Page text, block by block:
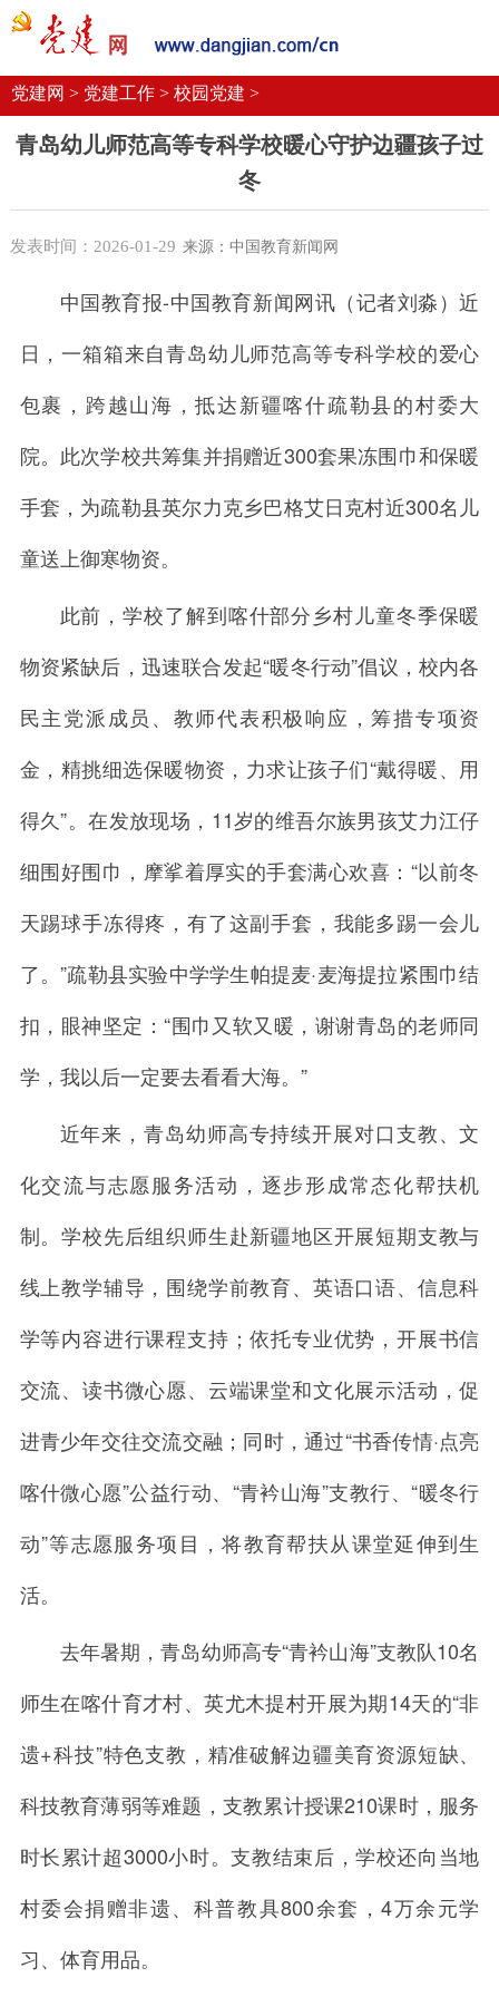
党建要闻
机关党建
校园党建 企业党建
党建网 > 党建工作 > 校园党建 >
青岛幼儿师范高等专科学校暖心守护边疆孩子过
冬
发表时间：2026-01-29 来源：中国教育新闻网
中国教育报-中国教育新闻网讯（记者刘淼）近
日，一箱箱来自青岛幼儿师范高等专科学校的爱心
包裹，跨越山海，抵达新疆喀什疏勒县的村委大
院。此次学校共筹集并捐赠近300套果冻围巾和保暖
手套，为疏勒县英尔力克乡巴格艾日克村近300名儿
童送上御寒物资。
此前，学校了解到喀什部分乡村儿童冬季保暖
物资紧缺后，迅速联合发起“暖冬行动”倡议，校内各
民主党派成员、教师代表积极响应，筹措专项资
金，精挑细选保暖物资，力求让孩子们“戴得暖、用
得久”。在发放现场，11岁的维吾尔族男孩艾力江仔
细围好围巾，摩挲着厚实的手套满心欢喜：“以前冬
天踢球手冻得疼，有了这副手套，我能多踢一会儿
了。”疏勒县实验中学学生帕提麦·麦海提拉紧围巾结
扣，眼神坚定：“围巾又软又暖，谢谢青岛的老师同
学，我以后一定要去看看大海。”
近年来，青岛幼师高专持续开展对口支教、文
化交流与志愿服务活动，逐步形成常态化帮扶机
制。学校先后组织师生赴新疆地区开展短期支教与
线上教学辅导，围绕学前教育、英语口语、信息科
学等内容进行课程支持；依托专业优势，开展书信
交流、读书微心愿、云端课堂和文化展示活动，促
进青少年交往交流交融；同时，通过“书香传情·点亮
喀什微心愿”公益行动、“青衿山海”支教行、“暖冬行
动”等志愿服务项目，将教育帮扶从课堂延伸到生
活。
去年暑期，青岛幼师高专“青衿山海”支教队10名
师生在喀什育才村、英尤木提村开展为期14天的“非
遗+科技”特色支教，精准破解边疆美育资源短缺、
科技教育薄弱等难题，支教累计授课210课时，服务
时长累计超3000小时。支教结束后，学校还向当地
村委会捐赠非遗、科普教具800余套，4万余元学
习、体育用品。